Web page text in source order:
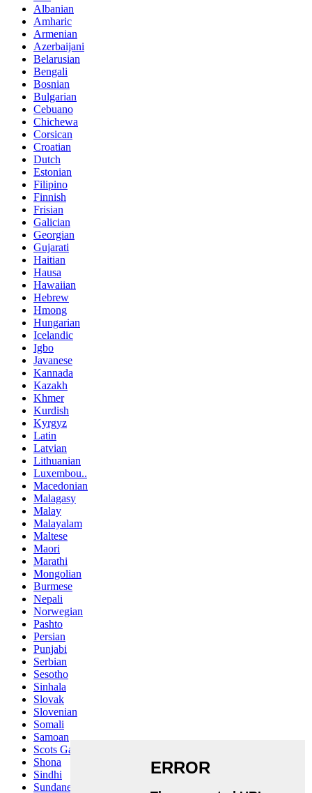
Albanian
Amharic
Armenian
Azerbaijani
Belarusian
Bengali
Bosnian
Bulgarian
Cebuano
Chichewa
Corsican
Croatian
Dutch
Estonian
Filipino
Finnish
Frisian
Galician
Georgian
Gujarati
Haitian
Hausa
Hawaiian
Hebrew
Hmong
Hungarian
Icelandic
Igbo
Javanese
Kannada
Kazakh
Khmer
Kurdish
Kyrgyz
Latin
Latvian
Lithuanian
Luxembou..
Macedonian
Malagasy
Malay
Malayalam
Maltese
Maori
Marathi
Mongolian
Burmese
Nepali
Norwegian
Pashto
Persian
Punjabi
Serbian
Sesotho
Sinhala
Slovak
Slovenian
Somali
Samoan
Scots Gaelic
Shona
Sindhi
Sundanese